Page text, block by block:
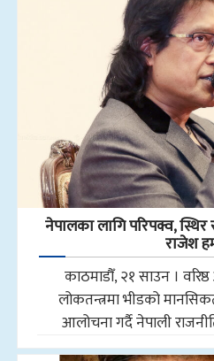
नेपालका लागि परिपक्व,
राजेश
काठमाडौँ, २१ साउन ।
लोकतन्त्रमा भीडको
आलोचना गर्दै नेपाली